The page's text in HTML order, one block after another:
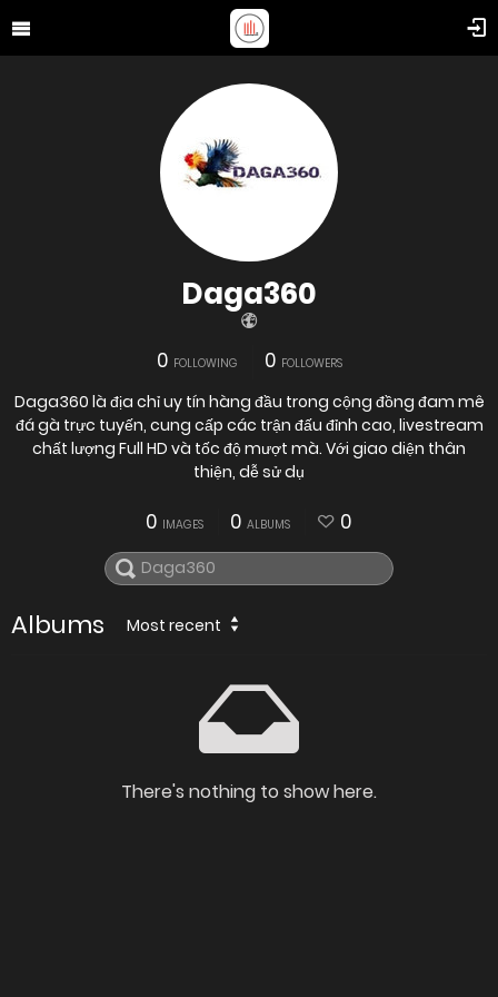
Daga360
0 FOLLOWING 0 FOLLOWERS
Daga360 là địa chỉ uy tín hàng đầu trong cộng đồng đam mê
đá gà trực tuyến, cung cấp các trận đấu đỉnh cao, livestream
chất lượng Full HD và tốc độ mượt mà. Với giao diện thân
thiện, dễ sử dụ
0 IMAGES 0 ALBUMS 0
Albums Most recent
There's nothing to show here.